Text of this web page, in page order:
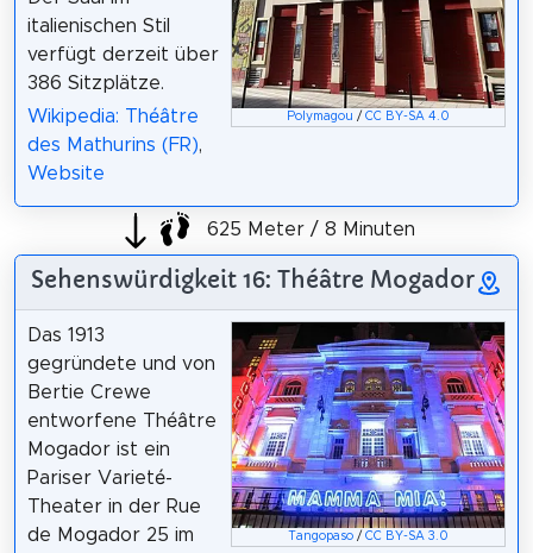
Polymagou /CC BY-SA 4.0
italienischen Stil
verfügt derzeit über
386 Sitzplätze.
Wikipedia: Théâtre
des Mathurins (FR),
Website
625 Meter / 8 Minuten
Sehenswürdigkeit 16: Théâtre Mogador
Tangopaso /CC BY-SA 3.0
Das 1913
gegründete und von
Bertie Crewe
entworfene Théâtre
Mogador ist ein
Pariser Varieté-
Theater in der Rue
de Mogador 25 im